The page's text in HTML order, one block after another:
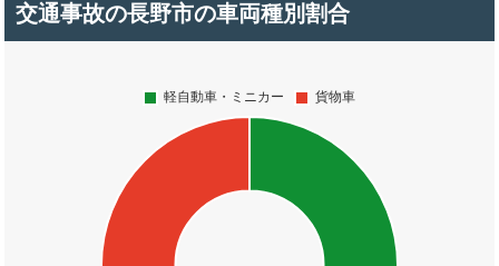
交通事故の長野市の車両種別割合